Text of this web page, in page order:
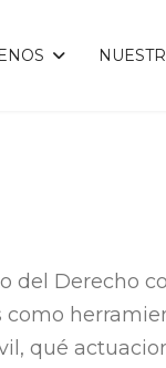
del Derecho
qué